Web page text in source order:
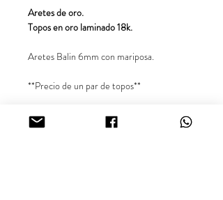
Aretes de oro.
Topos en oro laminado 18k.
Aretes Balin 6mm con mariposa.
**Precio de un par de topos**
Garantía de un año por cambio de tonalidad.